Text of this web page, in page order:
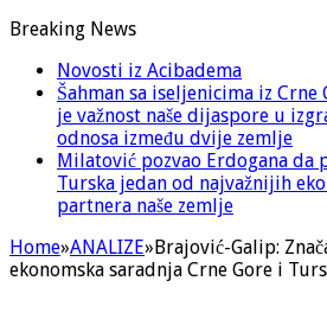
Breaking News
Novosti iz Acibadema
Šahman sa iseljenicima iz Crne
je važnost naše dijaspore u
odnosa između dvije zemlje
Milatović pozvao Erdogana da
Turska jedan od najvažnijih
partnera naše zemlje
Home»ANALIZE»Brajović-Galip:
ekonomska saradnja Crne Gore i